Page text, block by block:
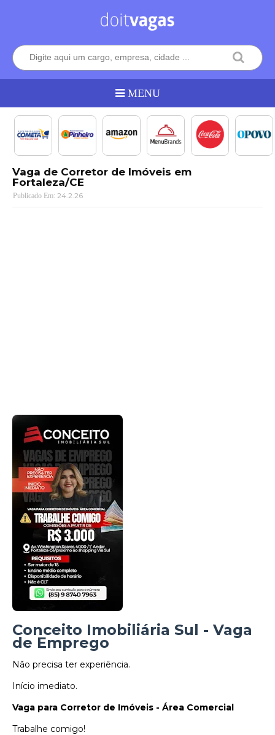
Vaga de Corretor de Imóveis em
Fortaleza/CE
24.2.26
Conceito Imobiliária Sul - Vaga
de Emprego
Não precisa ter experiência.
Início imediato.
Vaga para Corretor de Imóveis - Área Comercial
Trabalhe comigo!